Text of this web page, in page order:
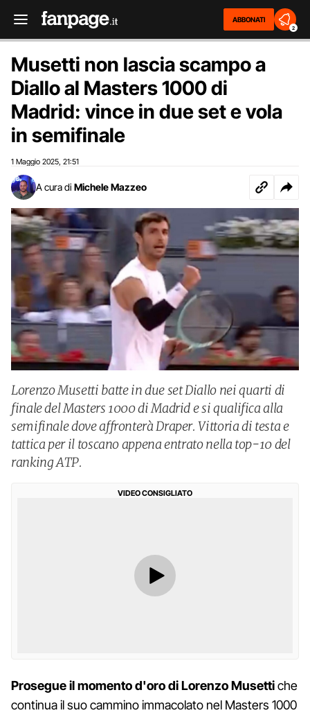
ABBONATI
2
Musetti non lascia scampo a
Diallo al Masters 1000 di
Madrid: vince in due set e vola
in semifinale
1 Maggio 2025 21:51
A cura di Michele Mazzeo
Lorenzo Musetti batte in due set Diallo nei quarti di
finale del Masters 1000 di Madrid e si qualifica alla
semifinale dove affronterà Draper. Vittoria di testa e
tattica per il toscano appena entrato nella top-10 del
ranking ATP.
VIDEO CONSIGLIATO
Prosegue il momento d'oro di Lorenzo Musettiche
continua il suo cammino immacolato nel Masters 1000